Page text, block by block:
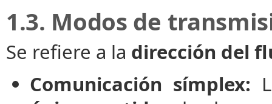
1.3. Modos de
Se refiere a la dirección del
Comunicación símplex: